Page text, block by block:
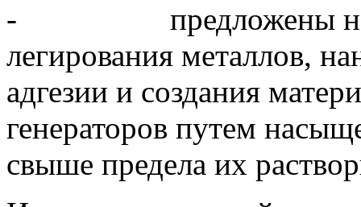
- предложены новые
легирования металлов,
адгезии и создания
генераторов путем
свыше предела их